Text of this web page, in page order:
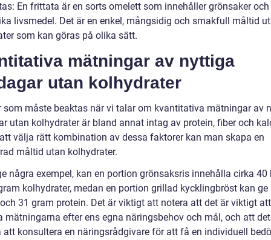
En frittata är en sorts omelett som innehåller grönsaker och
livsmedel. Det är en enkel, mångsidig och smakfull måltid
som kan göras på olika sätt.
mätningar av nyttiga
utan kolhydrater
som måste beaktas när vi talar om kvantitativa mätningar av
utan kolhydrater är bland annat intag av protein, fiber och
välja rätt kombination av dessa faktorer kan man skapa en
måltid utan kolhydrater.
några exempel, kan en portion grönsaksris innehålla cirka 40
kolhydrater, medan en portion grillad kycklingbröst kan ge
31 gram protein. Det är viktigt att notera att det är viktigt att
mätningarna efter ens egna näringsbehov och mål, och att
att konsultera en näringsrådgivare för att få en individuell